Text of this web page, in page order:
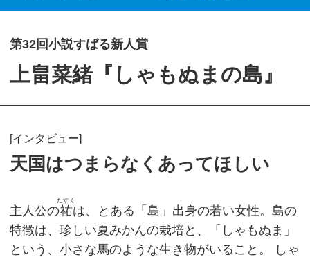
第32回小説すばる新人賞
上畠菜緒『しゃもぬまの島』
[インタビュー]
天国はつまらなくあってほしい
主人公の祐
たすく
は、とある「島」出身の若い女性。島の
特徴は、珍しい夏みかんの栽培と、「しゃもぬま」
という、小さな馬のような生き物がいること。 しゃ